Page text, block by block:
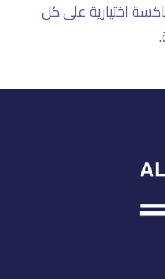
اختيارية على كل